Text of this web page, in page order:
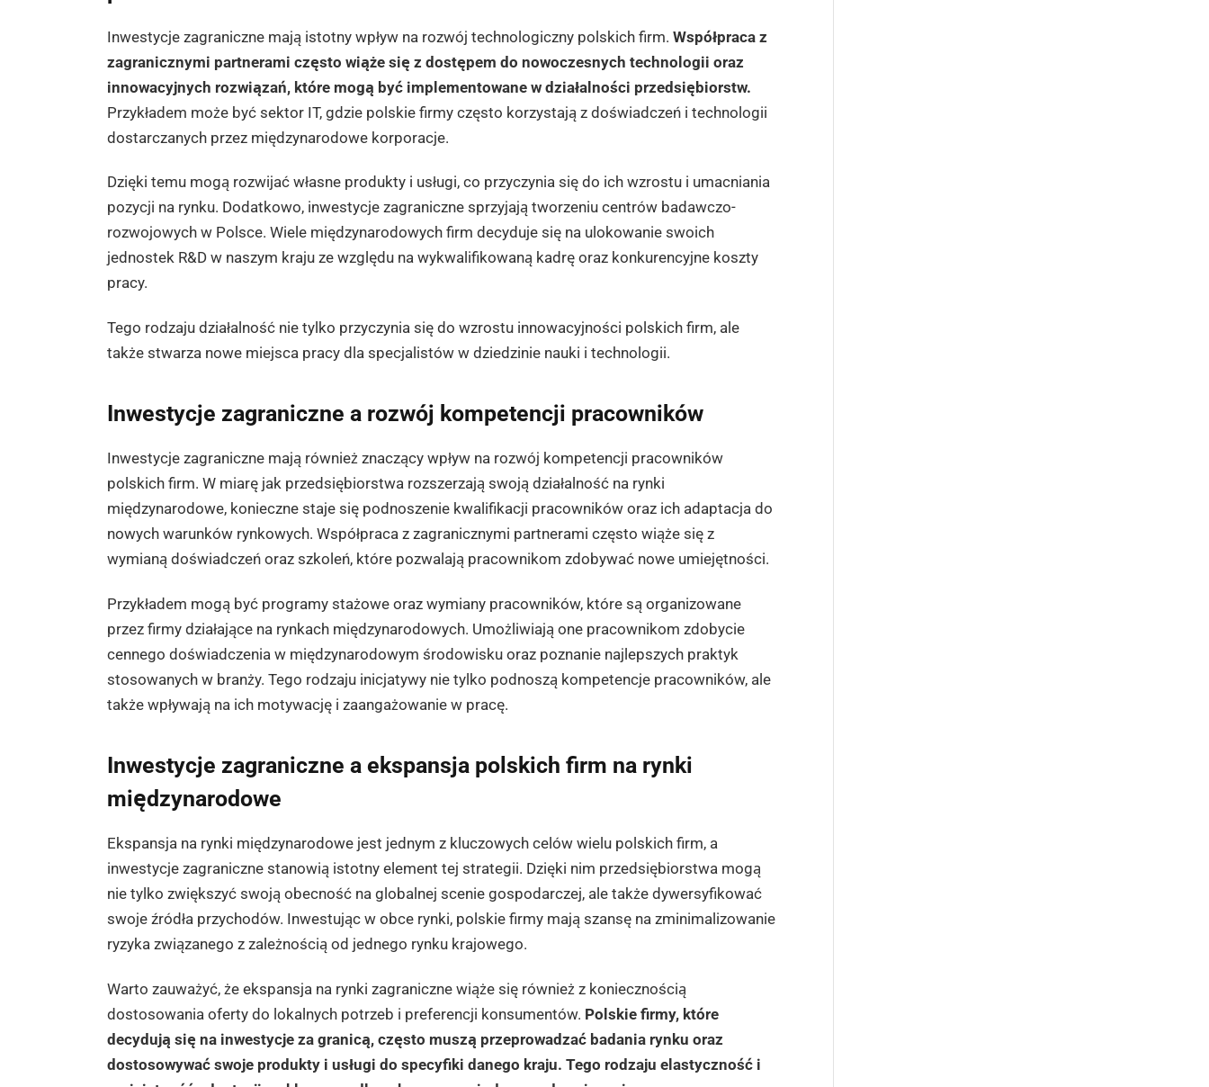
Inwestycje zagraniczne mają istotny wpływ na rozwój technologiczny polskich firm. Współpraca z
zagranicznymi partnerami często wiąże się z dostępem do nowoczesnych technologii oraz
innowacyjnych rozwiązań, które mogą być implementowane w działalności przedsiębiorstw.
Przykładem może być sektor IT, gdzie polskie firmy często korzystają z doświadczeń i technologii
dostarczanych przez międzynarodowe korporacje.
Dzięki temu mogą rozwijać własne produkty i usługi, co przyczynia się do ich wzrostu i umacniania
pozycji na rynku. Dodatkowo, inwestycje zagraniczne sprzyjają tworzeniu centrów badawczo-
rozwojowych w Polsce. Wiele międzynarodowych firm decyduje się na ulokowanie swoich
jednostek R&D w naszym kraju ze względu na wykwalifikowaną kadrę oraz konkurencyjne koszty
pracy.
Tego rodzaju działalność nie tylko przyczynia się do wzrostu innowacyjności polskich firm, ale
także stwarza nowe miejsca pracy dla specjalistów w dziedzinie nauki i technologii.
Inwestycje zagraniczne a rozwój kompetencji pracowników
Inwestycje zagraniczne mają również znaczący wpływ na rozwój kompetencji pracowników
polskich firm. W miarę jak przedsiębiorstwa rozszerzają swoją działalność na rynki
międzynarodowe, konieczne staje się podnoszenie kwalifikacji pracowników oraz ich adaptacja do
nowych warunków rynkowych. Współpraca z zagranicznymi partnerami często wiąże się z
wymianą doświadczeń oraz szkoleń, które pozwalają pracownikom zdobywać nowe umiejętności.
Przykładem mogą być programy stażowe oraz wymiany pracowników, które są organizowane
przez firmy działające na rynkach międzynarodowych. Umożliwiają one pracownikom zdobycie
cennego doświadczenia w międzynarodowym środowisku oraz poznanie najlepszych praktyk
stosowanych w branży. Tego rodzaju inicjatywy nie tylko podnoszą kompetencje pracowników, ale
także wpływają na ich motywację i zaangażowanie w pracę.
Inwestycje zagraniczne a ekspansja polskich firm na rynki
międzynarodowe
Ekspansja na rynki międzynarodowe jest jednym z kluczowych celów wielu polskich firm, a
inwestycje zagraniczne stanowią istotny element tej strategii. Dzięki nim przedsiębiorstwa mogą
nie tylko zwiększyć swoją obecność na globalnej scenie gospodarczej, ale także dywersyfikować
swoje źródła przychodów. Inwestując w obce rynki, polskie firmy mają szansę na zminimalizowanie
ryzyka związanego z zależnością od jednego rynku krajowego.
Warto zauważyć, że ekspansja na rynki zagraniczne wiąże się również z koniecznością
dostosowania oferty do lokalnych potrzeb i preferencji konsumentów. Polskie firmy, które
decydują się na inwestycje za granicą, często muszą przeprowadzać badania rynku oraz
dostosowywać swoje produkty i usługi do specyfiki danego kraju. Tego rodzaju elastyczność i